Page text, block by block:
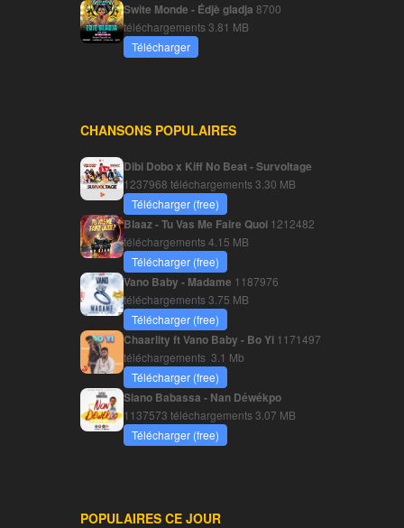
Swite Monde - Édjè gladja 8700
téléchargements3.81 MB
Télécharger
CHANSONS POPULAIRES
Dibi Dobo x Kiff No Beat - Survoltage
1237968 téléchargements3.30 MB
Télécharger (free)
Blaaz - Tu Vas Me Faire Quoi 1212482
téléchargements4.15 MB
Télécharger (free)
Vano Baby - Madame 1187976
téléchargements3.75 MB
Télécharger (free)
Chaarlity ft Vano Baby - Bo Yi 1171497
téléchargements 3.1 Mb
Télécharger (free)
Siano Babassa - Nan Déwékpo
1137573 téléchargements3.07 MB
Télécharger (free)
POPULAIRES CE JOUR